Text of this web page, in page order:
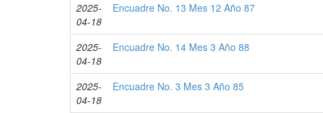
2025-
04-18
Encuadre No. 13 Mes 12 Año 87
2025-
04-18
Encuadre No. 14 Mes 3 Año 88
2025-
04-18
Encuadre No. 3 Mes 3 Año 85